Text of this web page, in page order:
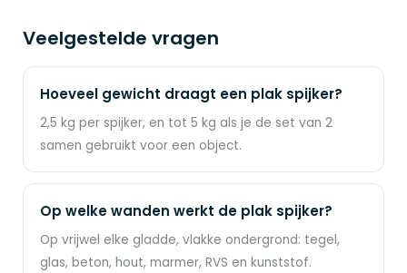
Veelgestelde vragen
Hoeveel gewicht draagt een plak spijker?
2,5 kg per spijker, en tot 5 kg als je de set van 2
samen gebruikt voor een object.
Op welke wanden werkt de plak spijker?
Op vrijwel elke gladde, vlakke ondergrond: tegel,
glas, beton, hout, marmer, RVS en kunststof.